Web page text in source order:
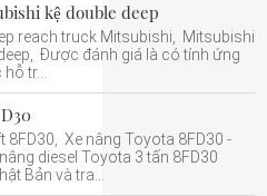
kệ double deep
reach truck Mitsubishi, Mitsubishi
Được đánh giá là có tính ứng
tr...
Xe nâng Toyota 8FD30 -
diesel Toyota 3 tấn 8FD30
Bản và tra...